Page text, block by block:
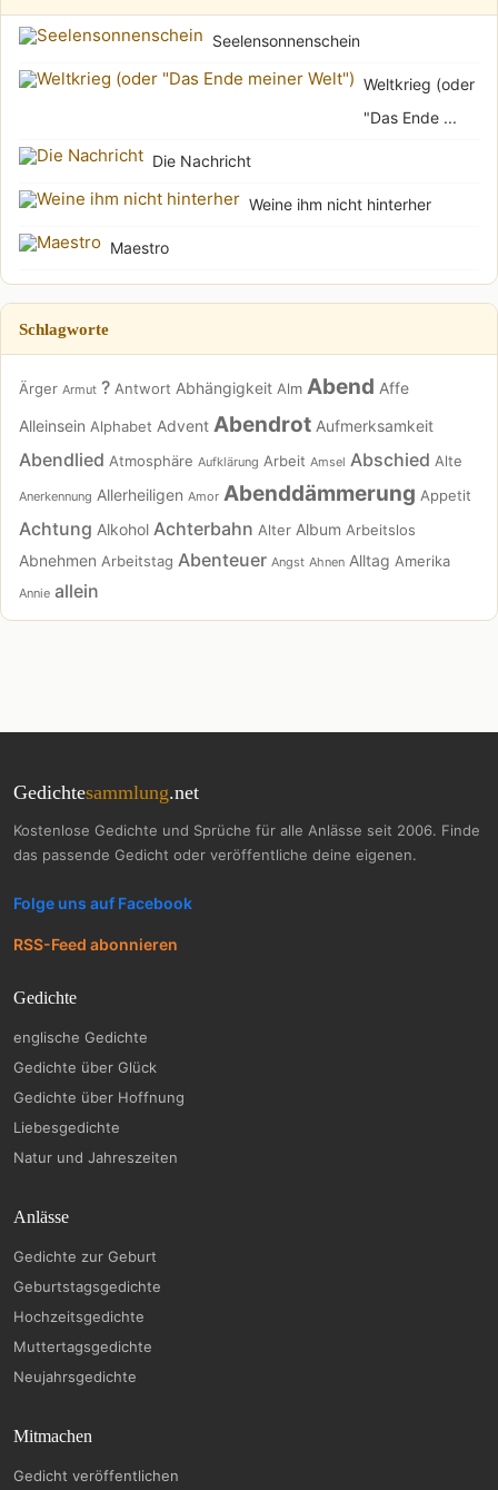
Seelensonnenschein
Weltkrieg (oder
"Das Ende ...
Die Nachricht
Weine ihm nicht hinterher
Maestro
Schlagworte
Ärger Armut ? Antwort Abhängigkeit Alm Abend Affe
Alleinsein Alphabet Advent Abendrot Aufmerksamkeit
Abendlied Atmosphäre Aufklärung Arbeit Amsel Abschied Alte
Anerkennung Allerheiligen Amor Abenddämmerung Appetit
Achtung Alkohol Achterbahn Alter Album Arbeitslos
Abnehmen Arbeitstag Abenteuer Angst Ahnen Alltag Amerika
Annie allein
Gedichtesammlung.net
Kostenlose Gedichte und Sprüche für alle Anlässe seit 2006. Finde
das passende Gedicht oder veröffentliche deine eigenen.
Folge uns auf Facebook
RSS-Feed abonnieren
Gedichte
englische Gedichte
Gedichte über Glück
Gedichte über Hoffnung
Liebesgedichte
Natur und Jahreszeiten
Anlässe
Gedichte zur Geburt
Geburtstagsgedichte
Hochzeitsgedichte
Muttertagsgedichte
Neujahrsgedichte
Mitmachen
Gedicht veröffentlichen